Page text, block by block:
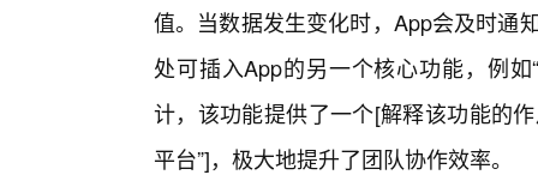
值。当数据发生变化时，App会及时通
处可插入App的另一个核心功能，例
计，该功能提供了一个[解释该功能的
平台”]，极大地提升了团队协作效率。